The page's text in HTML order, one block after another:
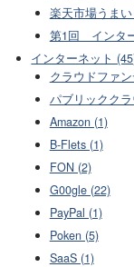
楽天市場うま
第1回 インタ
インターネット
クラウドファ
パブリックク
Amazon (1)
B-Flets (1)
FON (2)
G00gle (22)
PayPal (1)
Poken (5)
SaaS (1)